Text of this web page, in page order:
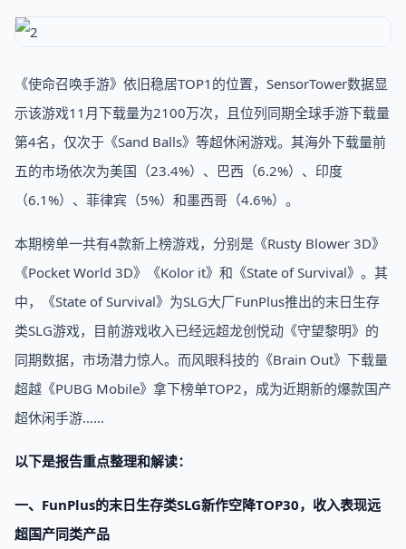
《使命召唤手游》依旧稳居TOP1的位置，SensorTower数据显
示该游戏11月下载量为2100万次，且位列同期全球手游下载量
第4名，仅次于《Sand Balls》等超休闲游戏。其海外下载量前
五的市场依次为美国（23.4%）、巴西（6.2%）、印度
（6.1%）、菲律宾（5%）和墨西哥（4.6%）。
本期榜单一共有4款新上榜游戏，分别是《Rusty Blower 3D》
《Pocket World 3D》《Kolor it》和《State of Survival》。其
中，《State of Survival》为SLG大厂FunPlus推出的末日生存
类SLG游戏，目前游戏收入已经远超龙创悦动《守望黎明》的
同期数据，市场潜力惊人。而风眼科技的《Brain Out》下载量
超越《PUBG Mobile》拿下榜单TOP2，成为近期新的爆款国产
超休闲手游……
以下是报告重点整理和解读：
一、FunPlus的末日生存类SLG新作空降TOP30，收入表现远
超国产同类产品